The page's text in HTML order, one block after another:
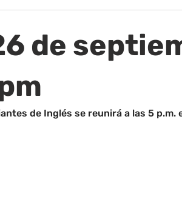
de
de Inglés se reunirá a las 5 p.m.